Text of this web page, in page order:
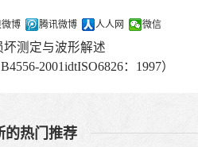
博 腾讯微博 人人网 微信
测定与波形解述
2001idtISO6826：1997）
的热门推荐